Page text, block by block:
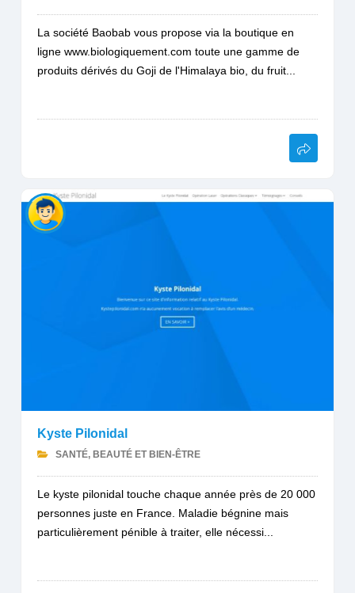
La société Baobab vous propose via la boutique en
ligne www.biologiquement.com toute une gamme de
produits dérivés du Goji de l'Himalaya bio, du fruit...
Kyste Pilonidal
SANTÉ, BEAUTÉ ET BIEN-ÊTRE
Le kyste pilonidal touche chaque année près de 20 000
personnes juste en France. Maladie bégnine mais
particulièrement pénible à traiter, elle nécessi...